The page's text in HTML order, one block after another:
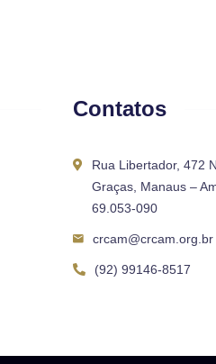
Contatos
Rua Libertador, 472
Graças, Manaus –
69.053-090
crcam@crcam.org.br
(92) 99146-8517